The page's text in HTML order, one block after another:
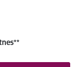
**